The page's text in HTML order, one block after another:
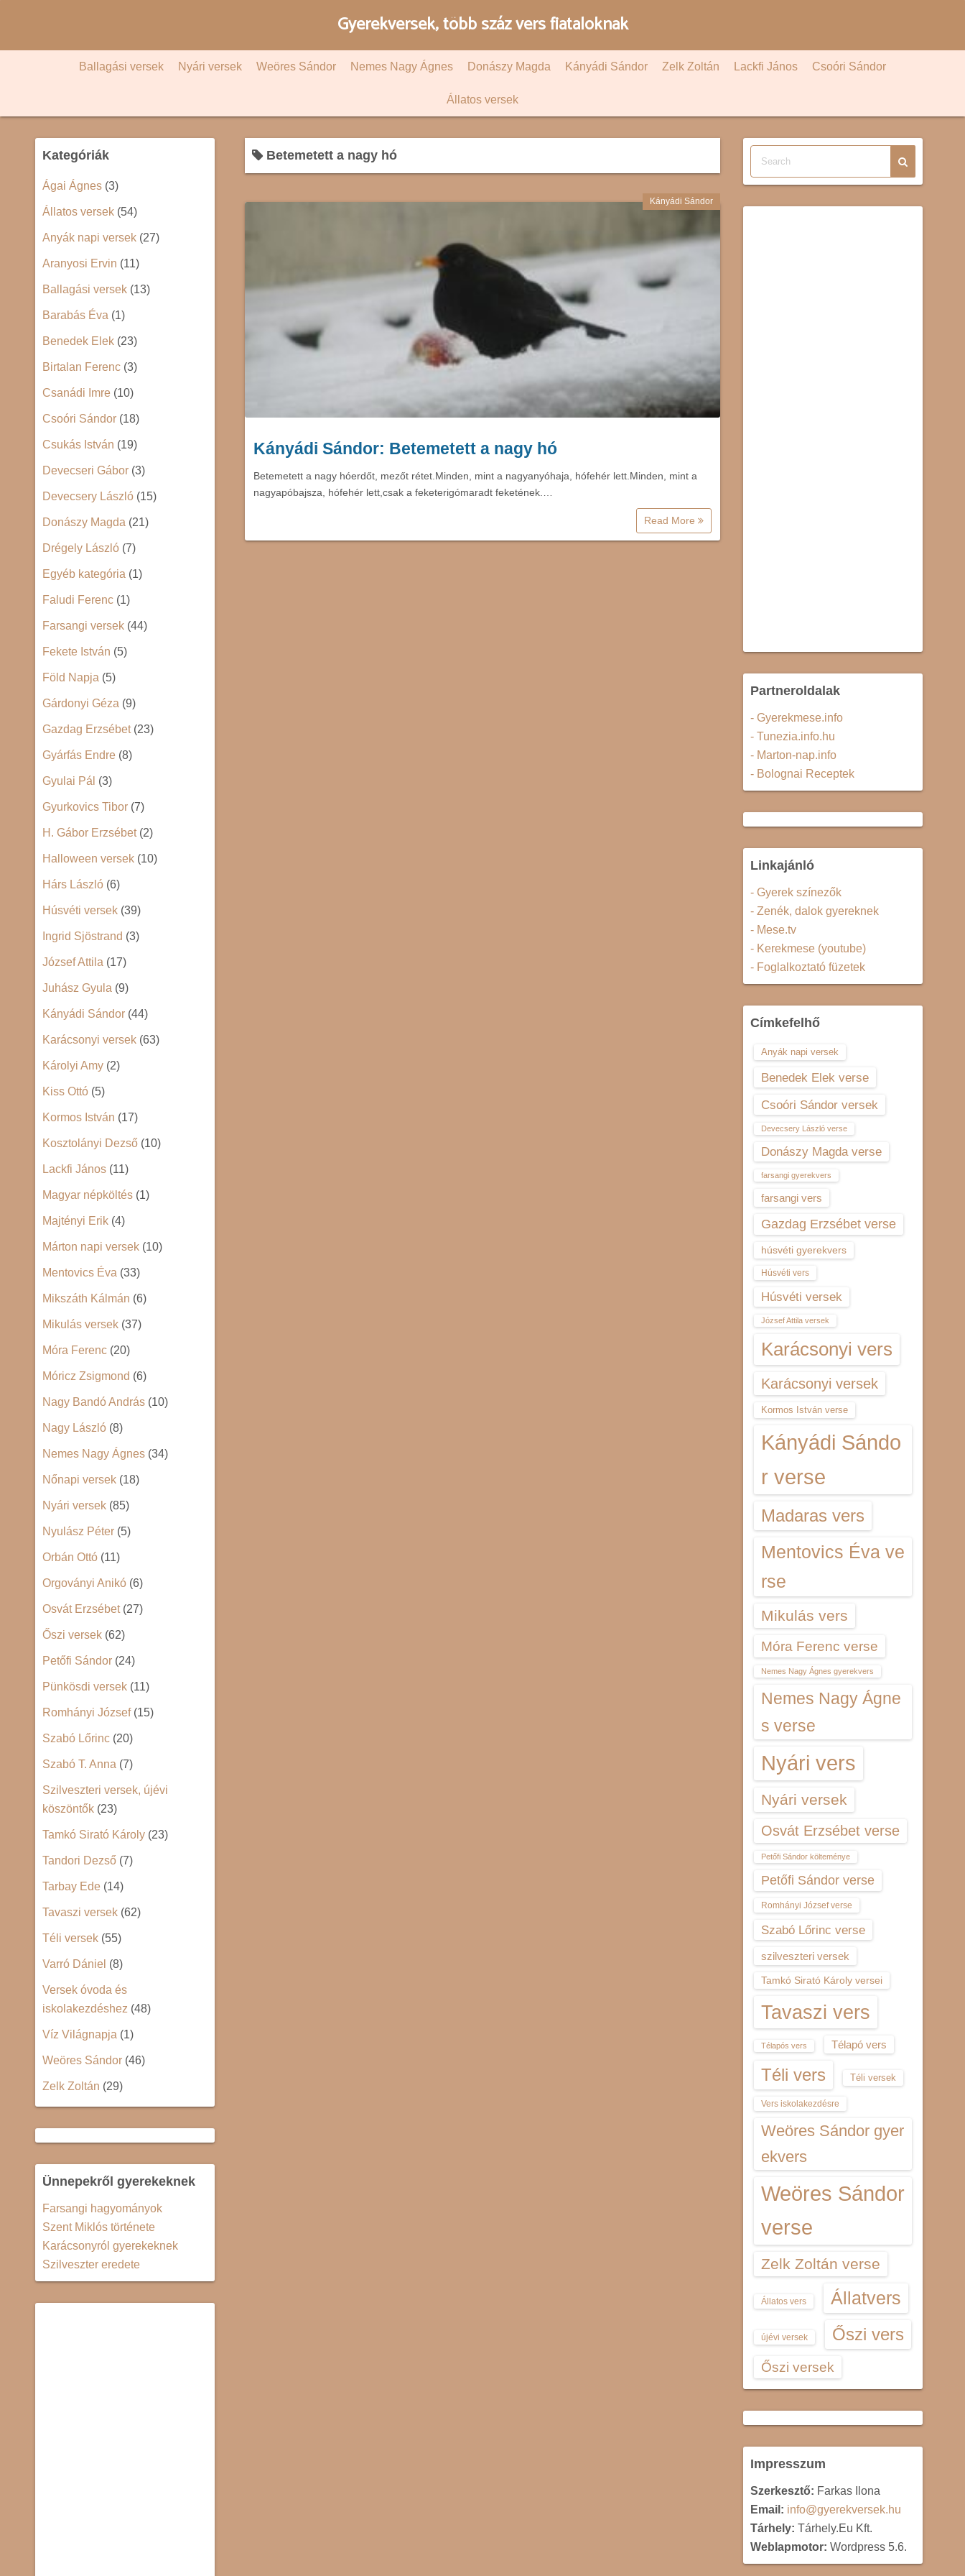
c
Gyerekversek, több száz vers fiataloknak
Ballagási versek Nyári versek Weöres Sándor Nemes Nagy Ágnes Donászy Magda Kányádi Sándor Zelk Zoltán Lackfi János Csoóri Sándor
Állatos versek
Betemetett a nagy hó
Kányádi Sándor
Kányádi Sándor: Betemetett a nagy hó
Betemetett a nagy hóerdőt, mezőt rétet.Minden, mint a nagyanyóhaja, hófehér lett.Minden, mint a
nagyapóbajsza, hófehér lett,csak a feketerigómaradt feketének.…
Read More
Kategóriák
Ágai Ágnes (3)
Állatos versek (54)
Anyák napi versek (27)
Aranyosi Ervin (11)
Ballagási versek (13)
Barabás Éva (1)
Benedek Elek (23)
Birtalan Ferenc (3)
Csanádi Imre (10)
Csoóri Sándor (18)
Csukás István (19)
Devecseri Gábor (3)
Devecsery László (15)
Donászy Magda (21)
Drégely László (7)
Egyéb kategória (1)
Faludi Ferenc (1)
Farsangi versek (44)
Fekete István (5)
Föld Napja (5)
Gárdonyi Géza (9)
Gazdag Erzsébet(23)
Gyárfás Endre (8)
Gyulai Pál (3)
Gyurkovics Tibor (7)
H. Gábor Erzsébet(2)
Halloween versek (10)
Hárs László (6)
Húsvéti versek (39)
Ingrid Sjöstrand (3)
József Attila (17)
Juhász Gyula (9)
Kányádi Sándor (44)
Karácsonyi versek (63)
Károlyi Amy (2)
Kiss Ottó (5)
Kormos István (17)
Kosztolányi Dezső (10)
Lackfi János (11)
Magyar népköltés (1)
Majtényi Erik (4)
Márton napi versek (10)
Mentovics Éva (33)
Mikszáth Kálmán (6)
Mikulás versek (37)
Móra Ferenc (20)
Móricz Zsigmond (6)
Nagy Bandó András (10)
Nagy László (8)
Nemes Nagy Ágnes (34)
Nőnapi versek (18)
Nyári versek (85)
Nyulász Péter (5)
Orbán Ottó (11)
Orgoványi Anikó (6)
Osvát Erzsébet(27)
Őszi versek (62)
Petőfi Sándor (24)
Pünkösdi versek (11)
Romhányi József(15)
Szabó Lőrinc (20)
Szabó T. Anna (7)
Szilveszteri versek, újévi
köszöntők (23)
Tamkó Sirató Károly (23)
Tandori Dezső (7)
Tarbay Ede (14)
Tavaszi versek (62)
Téli versek (55)
Varró Dániel (8)
Versek óvoda és
iskolakezdéshez (48)
Víz Világnapja (1)
Weöres Sándor (46)
Zelk Zoltán (29)
Ünnepekről gyerekeknek
Farsangi hagyományok
Szent Miklós története
Karácsonyról gyerekeknek
Szilveszter eredete
Partneroldalak
- Gyerekmese.info
- Tunezia.info.hu
- Marton-nap.info
- Bolognai Receptek
Linkajánló
- Gyerek színezők
- Zenék, dalok gyereknek
- Mese.tv
- Kerekmese (youtube)
- Foglalkoztató füzetek
Címkefelhő
Anyák napi versek
Benedek Elek verse
Csoóri Sándor versek
Devecsery László verse
Donászy Magda verse
farsangi gyerekvers
farsangi vers
Gazdag Erzsébet verse
húsvéti gyerekvers
Húsvéti vers
Húsvéti versek
József Attila versek
Karácsonyi vers
Karácsonyi versek
Kormos István verse
Kányádi Sándo
r verse
Madaras vers
Mentovics Éva ve
rse
Mikulás vers
Móra Ferenc verse
Nemes Nagy Ágnes gyerekvers
Nemes Nagy Ágne
s verse
Nyári vers
Nyári versek
Osvát Erzsébet verse
Petőfi Sándor költeménye
Petőfi Sándor verse
Romhányi József verse
Szabó Lőrinc verse
szilveszteri versek
Tamkó Sirató Károly versei
Tavaszi vers
Télapós vers Télapó vers
Téli vers Téli versek
Vers iskolakezdésre
Weöres Sándor gyer
ekvers
Weöres Sándor
verse
Zelk Zoltán verse
Állatos vers Állatvers
újévi versek Őszi vers
Őszi versek
Impresszum
Szerkesztő: Farkas Ilona
Email: info@gyerekversek.hu
Tárhely: Tárhely.Eu Kft.
Weblapmotor: Wordpress 5.6.